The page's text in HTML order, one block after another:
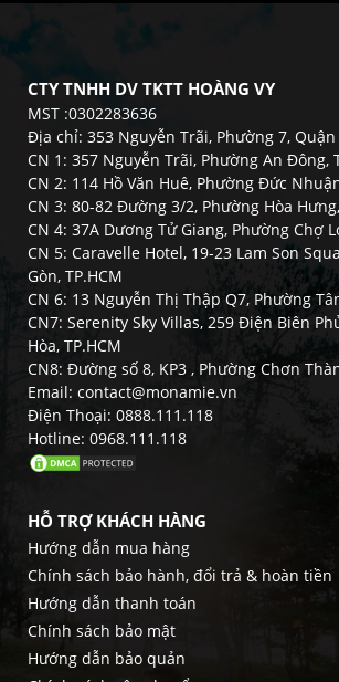
CTY TNHH DV TKTT HOÀNG VY
MST :0302283636
Địa chỉ: 353 Nguyễn Trãi, Phường 7, Quận
CN 1: 357 Nguyễn Trãi, Phường An Đông,
CN 2: 114 Hồ Văn Huê, Phường Đức
CN 3: 80-82 Đường 3/2, Phường Hòa
CN 4: 37A Dương Tử Giang, Phường Chợ
CN 5: Caravelle Hotel, 19-23 Lam Son
Gòn, TP.HCM
CN 6: 13 Nguyễn Thị Thập Q7, Phường
CN7: Serenity Sky Villas, 259 Điện Biên
Hòa, TP.HCM
CN8: Đường số 8, KP3 , Phường Chơn
Email: contact@monamie.vn
Điện Thoại: 0888.111.118
Hotline: 0968.111.118
HỖ TRỢ KHÁCH HÀNG
Hướng dẫn mua hàng
Chính sách bảo hành, đổi trả & hoàn tiền
Hướng dẫn thanh toán
Chính sách bảo mật
Hướng dẫn bảo quản